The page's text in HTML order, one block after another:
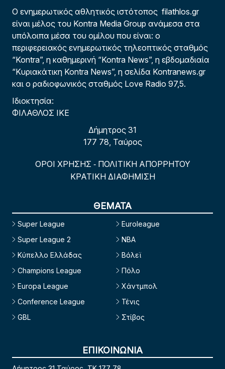
Ο ενημερωτικός αθλητικός ιστότοπος filathlos.gr
είναι μέλος του Kontra Media Group ανάμεσα στα
υπόλοιπα μέσα του ομίλου που είναι: ο
περιφερειακός ενημερωτικός τηλεοπτικός σταθμός
“Kontra”, η καθημερινή “Kontra News”, η εβδομαδιαία
“Κυριακάτικη Kontra News”, η σελίδα Kontranews.gr
και ο ραδιοφωνικός σταθμός Love Radio 97,5.
Ιδιοκτησία:
ΦΙΛΑΘΛΟΣ ΙΚΕ
Δήμητρος 31
177 78, Ταύρος
ΟΡΟΙ ΧΡΗΣΗΣ - ΠΟΛΙΤΙΚΗ ΑΠΟΡΡΗΤΟΥ
ΚΡΑΤΙΚΗ ΔΙΑΦΗΜΙΣΗ
ΘΕΜΑΤΑ
Super League
Super League 2
Κύπελλο Ελλάδας
Champions League
Europa League
Conference League
GBL
Euroleague
NBA
Βόλεϊ
Πόλο
Χάντμπολ
Τένις
Στίβος
ΕΠΙΚΟΙΝΩΝΙΑ